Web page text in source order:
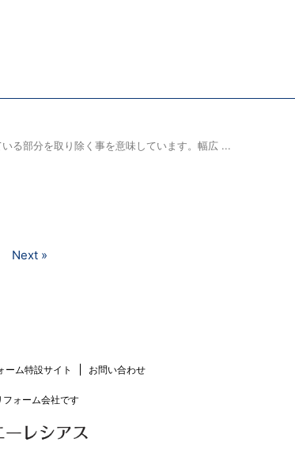
る部分を取り除く事を意味しています。幅広 ...
Next »
ーム特設サイト お問い合わせ
ォーム会社です